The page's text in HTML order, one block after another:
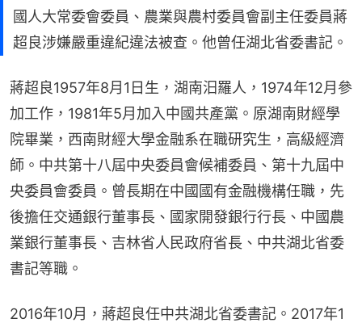
國人大常委會委員、農業與農村委員會副主任委員蔣
超良涉嫌嚴重違紀違法被查。他曾任湖北省委書記。
蔣超良1957年8月1日生，湖南汨羅人，1974年12月參
加工作，1981年5月加入中國共產黨。原湖南財經學
院畢業，西南財經大學金融系在職研究生，高級經濟
師。中共第十八屆中央委員會候補委員、第十九屆中
央委員會委員。曾長期在中國國有金融機構任職，先
後擔任交通銀行董事長、國家開發銀行行長、中國農
業銀行董事長、吉林省人民政府省長、中共湖北省委
書記等職。
2016年10月，蔣超良任中共湖北省委書記。2017年1